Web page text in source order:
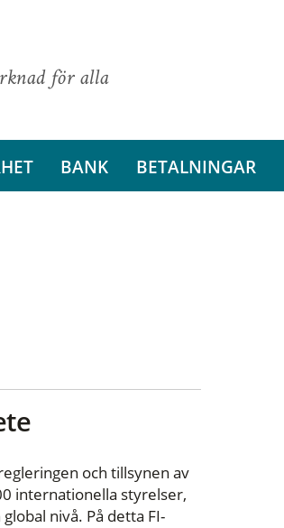
för alla
BANK BETALNINGAR
och tillsynen av
internationella styrelser,
nivå. På detta FI-